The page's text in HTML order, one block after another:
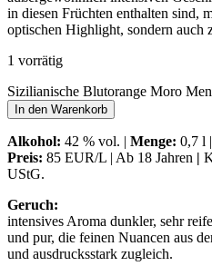
in diesen Früchten enthalten sind,
optischen Highlight, sondern auch
1 vorrätig
Sizilianische Blutorange Moro
In den Warenkorb
Alkohol: 42 % vol. | Menge: 0,7 l |
Preis: 85 EUR/L | Ab 18 Jahren |
UStG.
Geruch:
intensives Aroma dunkler, sehr
und pur, die feinen Nuancen aus
und ausdrucksstark zugleich.